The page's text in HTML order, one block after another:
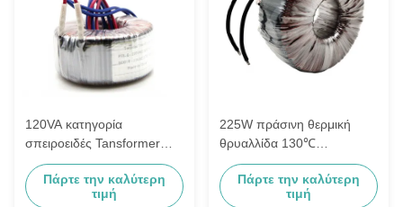
120VA κατηγορία
σπειροειδές Tansformer
δύο ομάδα 22VAC Β με τη
θερμική θρυαλλίδα
Πάρτε την καλύτερη
τιμή
225W πράσινη θερμική
θρυαλλίδα 130℃
μετασχηματιστών
18VAC/6.25A 15A
απομόνωσης δύναμης
Πάρτε την καλύτερη
τιμή